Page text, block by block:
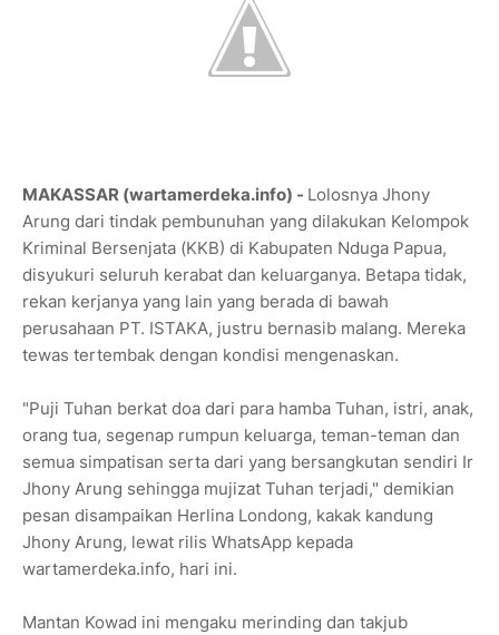
MAKASSAR (wartamerdeka.info) - Lolosnya Jhony
Arung dari tindak pembunuhan yang dilakukan Kelompok
Kriminal Bersenjata (KKB) di Kabupaten Nduga Papua,
disyukuri seluruh kerabat dan keluarganya. Betapa tidak,
rekan kerjanya yang lain yang berada di bawah
perusahaan PT. ISTAKA, justru bernasib malang. Mereka
tewas tertembak dengan kondisi mengenaskan.
"Puji Tuhan berkat doa dari para hamba Tuhan, istri, anak,
orang tua, segenap rumpun keluarga, teman-teman dan
semua simpatisan serta dari yang bersangkutan sendiri Ir
Jhony Arung sehingga mujizat Tuhan terjadi," demikian
pesan disampaikan Herlina Londong, kakak kandung
Jhony Arung, lewat rilis WhatsApp kepada
wartamerdeka.info, hari ini.
Mantan Kowad ini mengaku merinding dan takjub